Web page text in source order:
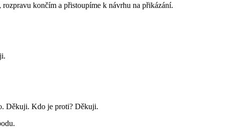
končím a přistoupíme k návrhu na přikázání.
Děkuji. Kdo je proti? Děkuji.